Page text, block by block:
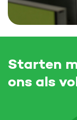
Starten
ons als